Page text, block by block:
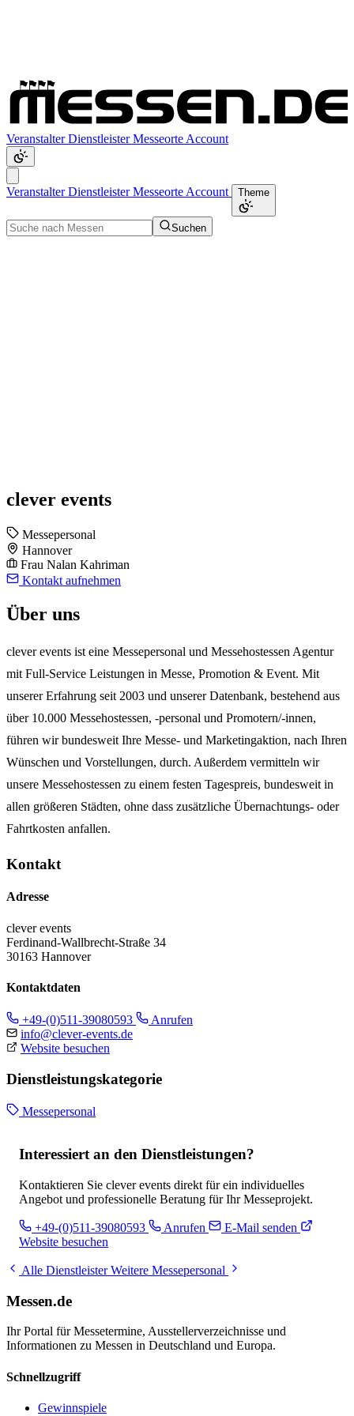
VeranstalterDienstleisterMesseorte Account
VeranstalterDienstleisterMesseorte Account Theme
Suchen
clever events
Messepersonal
Hannover
Frau Nalan Kahriman
Kontakt aufnehmen
Über uns
clever events ist eine Messepersonal und Messehostessen Agentur
mit Full-Service Leistungen in Messe, Promotion & Event. Mit
unserer Erfahrung seit 2003 und unserer Datenbank, bestehend aus
über 10.000 Messehostessen, -personal und Promotern/-innen,
führen wir bundesweit Ihre Messe- und Marketingaktion, nach Ihren
Wünschen und Vorstellungen, durch. Außerdem vermitteln wir
unsere Messehostessen zu einem festen Tagespreis, bundesweit in
allen größeren Städten, ohne dass zusätzliche Übernachtungs- oder
Fahrtkosten anfallen.
Kontakt
Adresse
clever events
Ferdinand-Wallbrecht-Straße 34
30163 Hannover
Kontaktdaten
+49-(0)511-39080593
Anrufen
info@clever-events.de
Website besuchen
Dienstleistungskategorie
Messepersonal
Interessiert an den Dienstleistungen?
Kontaktieren Sie clever events direkt für ein individuelles
Angebot und professionelle Beratung für Ihr Messeprojekt.
+49-(0)511-39080593 Anrufen
E-Mail senden
Website besuchen
Alle DienstleisterWeitere Messepersonal
Messen.de
Ihr Portal für Messetermine, Ausstellerverzeichnisse und
Informationen zu Messen in Deutschland und Europa.
Schnellzugriff
Gewinnspiele